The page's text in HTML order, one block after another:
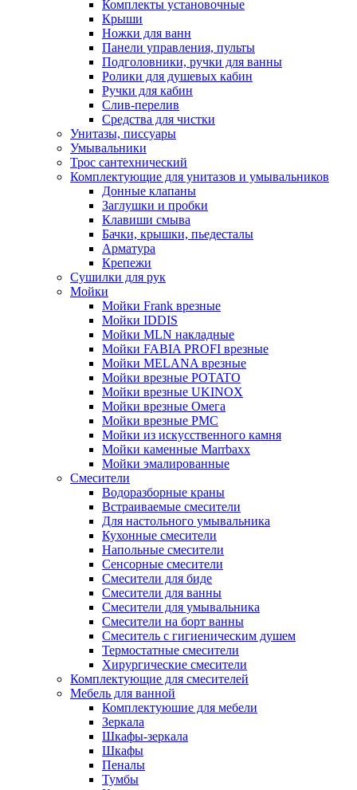
Комплекты установочные
Крыши
Ножки для ванн
Панели управления, пульты
Подголовники, ручки для ванны
Ролики для душевых кабин
Ручки для кабин
Слив-перелив
Средства для чистки
Унитазы, писсуары
Умывальники
Трос сантехнический
Комплектующие для унитазов и умывальников
Донные клапаны
Заглушки и пробки
Клавиши смыва
Бачки, крышки, пьедесталы
Арматура
Крепежи
Сушилки для рук
Мойки
Мойки Frank врезные
Мойки IDDIS
Мойки MLN накладные
Мойки FABIA PROFI врезные
Мойки MELANA врезные
Мойки врезные POTATO
Мойки врезные UKINOX
Мойки врезные Омега
Мойки врезные РМС
Мойки из искусственного камня
Мойки каменные Marrbaxx
Мойки эмалированные
Смесители
Водоразборные краны
Встраиваемые смесители
Для настольного умывальника
Кухонные смесители
Напольные смесители
Сенсорные смесители
Смесители для биде
Смесители для ванны
Смесители для умывальника
Смесители на борт ванны
Смеситель с гигиеническим душем
Термостатные смесители
Хирургические смесители
Комплектующие для смесителей
Мебель для ванной
Комплектуюшие для мебели
Зеркала
Шкафы-зеркала
Шкафы
Пеналы
Тумбы